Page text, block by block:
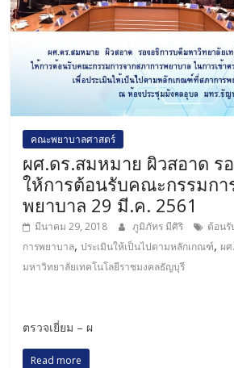
คณะพยาบาลศาสตร์
ผศ.ดร.สมหมาย ผิวสอาด ร
ให้การต้อนรับคณะกรรมกา
พยาบาล 29 มี.ค. 2561
มีนาคม 29, 2018 ภูมิภัทร มีศิริ
ต้อนรั
การพยาบาล,ประเมินให้เป็นไปตามหลักเกณฑ์,ผ
มหาวิทยาลัยเทคโนโลยีราชมงคลธัญบุรี
ตรวจเยี่ยม – ผ
Read more